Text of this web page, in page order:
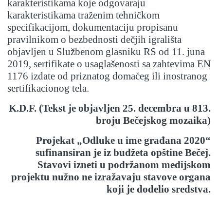
karakteristikama koje odgovaraju
karakteristikama traženim tehničkom
specifikacijom, dokumentaciju propisanu
pravilnikom o bezbednosti dečjih igrališta
objavljen u Službenom glasniku RS od 11. juna
2019, sertifikate o usaglašenosti sa zahtevima EN
1176 izdate od priznatog domaćeg ili inostranog
sertifikacionog tela.
K.D.F. (Tekst je objavljen 25. decembra u 813.
broju Bečejskog mozaika)
Projekat „Odluke u ime građana 2020“
sufinansiran je iz budžeta opštine Bečej.
Stavovi izneti u podržanom medijskom
projektu nužno ne izražavaju stavove organa
koji je dodelio sredstva.